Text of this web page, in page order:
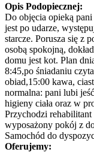
Opis Podopiecznej:
Do objęcia opieką
jest po udarze,
starcze. Porusza się z
osobą spokojną,
domu jest kot. Plan
8:45,po śniadaniu
obiad,15:00 kawa,
normalna: pani lubi
higieny ciała oraz w
Przychodzi
wyposażony pokój z
Samochód do
Oferujemy: